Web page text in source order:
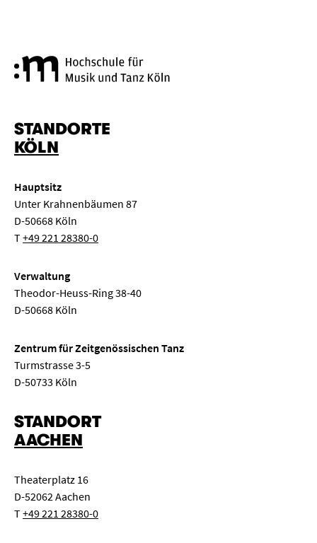
STANDORTE
KÖLN
Hauptsitz
Unter Krahnenbäumen 87
D-50668 Köln
T+49 221 28380-0
Verwaltung
Theodor-Heuss-Ring 38-40
D-50668 Köln
Zentrum für Zeitgenössischen Tanz
Turmstrasse 3-5
D-50733 Köln
STANDORT
AACHEN
Theaterplatz 16
D-52062 Aachen
T+49 221 28380-0